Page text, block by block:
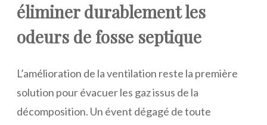
éliminer durablement les
odeurs de fosse septique
L’amélioration de la ventilation reste la première
solution pour évacuer les gaz issus de la
décomposition. Un évent dégagé de toute